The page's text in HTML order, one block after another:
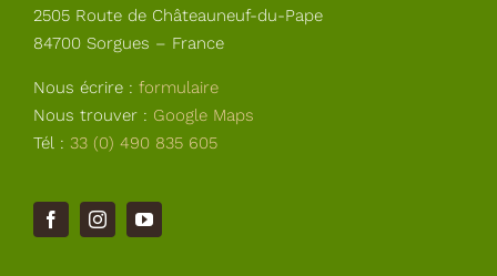
2505 Route de Châteauneuf-du-Pape
84700 Sorgues – France
Nous écrire : formulaire
Nous trouver : Google Maps
Tél : 33 (0) 490 835 605